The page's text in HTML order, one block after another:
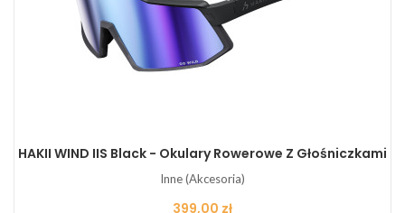
HAKII WIND IIS Black - Okulary Rowerowe Z Głośniczkami
Inne (Akcesoria)
Cena
399,00 zł